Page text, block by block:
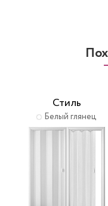
Стиль
Белый глянец